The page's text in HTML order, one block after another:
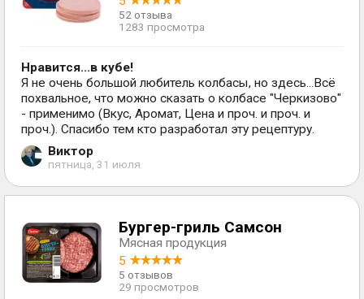
52 отзыва
1283 просмотра
Нравится...в кубе!
Я не очень большой любитель колбасы, но здесь...Всё
похвальное, что можно сказать о колбасе "Черкизово"
- применимо (Вкус, Аромат, Цена и проч. и проч. и
проч.). Спасибо тем кто разработал эту рецептуру.
Виктор
пятница, 31 июля
Бургер-гриль Самсон
Мясная продукция
5
5 отзывов
29 просмотров